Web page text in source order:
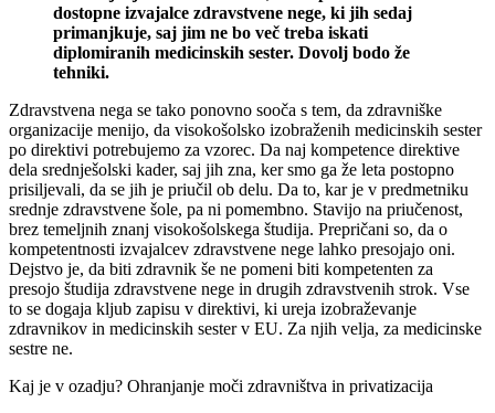
dostopne izvajalce zdravstvene nege, ki jih sedaj
primanjkuje, saj jim ne bo več treba iskati
diplomiranih medicinskih sester. Dovolj bodo že
tehniki.
Zdravstvena nega se tako ponovno sooča s tem, da zdravniške
organizacije menijo, da visokošolsko izobraženih medicinskih sester
po direktivi potrebujemo za vzorec. Da naj kompetence direktive
dela srednješolski kader, saj jih zna, ker smo ga že leta postopno
prisiljevali, da se jih je priučil ob delu. Da to, kar je v predmetniku
srednje zdravstvene šole, pa ni pomembno. Stavijo na priučenost,
brez temeljnih znanj visokošolskega študija. Prepričani so, da o
kompetentnosti izvajalcev zdravstvene nege lahko presojajo oni.
Dejstvo je, da biti zdravnik še ne pomeni biti kompetenten za
presojo študija zdravstvene nege in drugih zdravstvenih strok. Vse
to se dogaja kljub zapisu v direktivi, ki ureja izobraževanje
zdravnikov in medicinskih sester v EU. Za njih velja, za medicinske
sestre ne.
Kaj je v ozadju? Ohranjanje moči zdravništva in privatizacija